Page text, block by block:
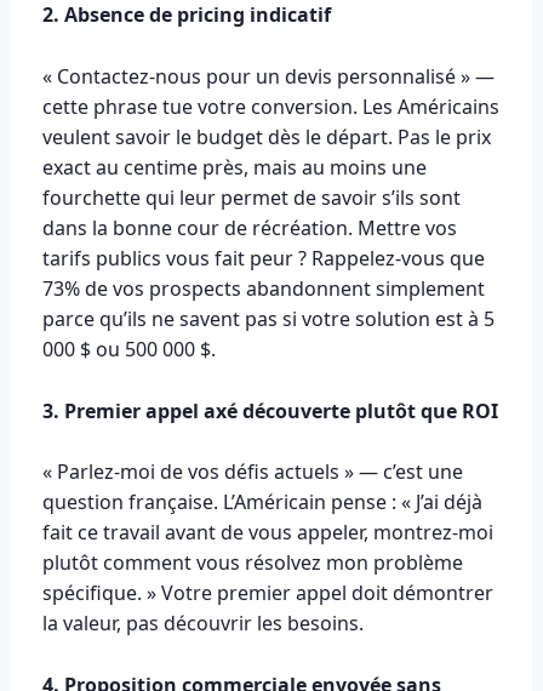
2. Absence de pricing indicatif
« Contactez-nous pour un devis personnalisé » —
cette phrase tue votre conversion. Les Américains
veulent savoir le budget dès le départ. Pas le prix
exact au centime près, mais au moins une
fourchette qui leur permet de savoir s’ils sont
dans la bonne cour de récréation. Mettre vos
tarifs publics vous fait peur ? Rappelez-vous que
73% de vos prospects abandonnent simplement
parce qu’ils ne savent pas si votre solution est à 5
000 $ ou 500 000 $.
3. Premier appel axé découverte plutôt que ROI
« Parlez-moi de vos défis actuels » — c’est une
question française. L’Américain pense : « J’ai déjà
fait ce travail avant de vous appeler, montrez-moi
plutôt comment vous résolvez mon problème
spécifique. » Votre premier appel doit démontrer
la valeur, pas découvrir les besoins.
4. Proposition commerciale envoyée sans